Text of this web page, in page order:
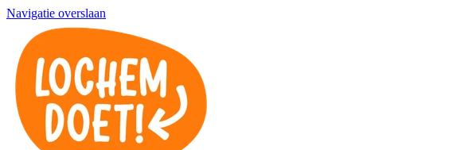
Navigatie overslaan